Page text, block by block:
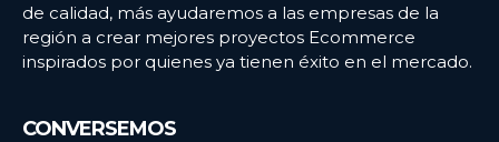
de calidad, más ayudaremos a las empresas de la
región a crear mejores proyectos Ecommerce
inspirados por quienes ya tienen éxito en el mercado.
CONVERSEMOS